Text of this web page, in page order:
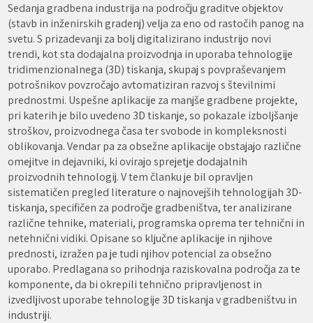
Sedanja gradbena industrija na področju graditve objektov
(stavb in inženirskih gradenj) velja za eno od rastočih panog na
svetu. S prizadevanji za bolj digitalizirano industrijo novi
trendi, kot sta dodajalna proizvodnja in uporaba tehnologije
tridimenzionalnega (3D) tiskanja, skupaj s povpraševanjem
potrošnikov povzročajo avtomatiziran razvoj s številnimi
prednostmi. Uspešne aplikacije za manjše gradbene projekte,
pri katerih je bilo uvedeno 3D tiskanje, so pokazale izboljšanje
stroškov, proizvodnega časa ter svobode in kompleksnosti
oblikovanja. Vendar pa za obsežne aplikacije obstajajo različne
omejitve in dejavniki, ki ovirajo sprejetje dodajalnih
proizvodnih tehnologij. V tem članku je bil opravljen
sistematičen pregled literature o najnovejših tehnologijah 3D-
tiskanja, specifičen za področje gradbeništva, ter analizirane
različne tehnike, materiali, programska oprema ter tehnični in
netehnični vidiki. Opisane so ključne aplikacije in njihove
prednosti, izražen pa je tudi njihov potencial za obsežno
uporabo. Predlagana so prihodnja raziskovalna področja za te
komponente, da bi okrepili tehnično pripravljenost in
izvedljivost uporabe tehnologije 3D tiskanja v gradbeništvu in
industriji.